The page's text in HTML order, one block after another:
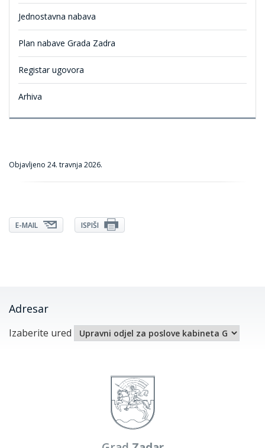
Jednostavna nabava
Plan nabave Grada Zadra
Registar ugovora
Arhiva
Objavljeno 24. travnja 2026.
E-MAIL ISPIŠI
Adresar
Izaberite ured